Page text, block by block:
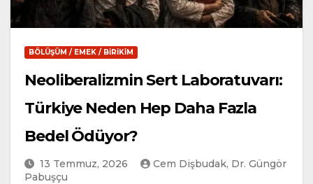
BÖLÜŞÜM / EMEK / BIRIKIM
Neoliberalizmin Sert Laboratuvarı:
Türkiye Neden Hep Daha Fazla
Bedel Ödüyor?
13 Temmuz, 2026
Cem Dişbudak, Dr. Güngör
Pabuşçu